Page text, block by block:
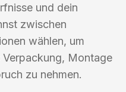
und dein
zwischen
wählen, um
Montage
zu nehmen.